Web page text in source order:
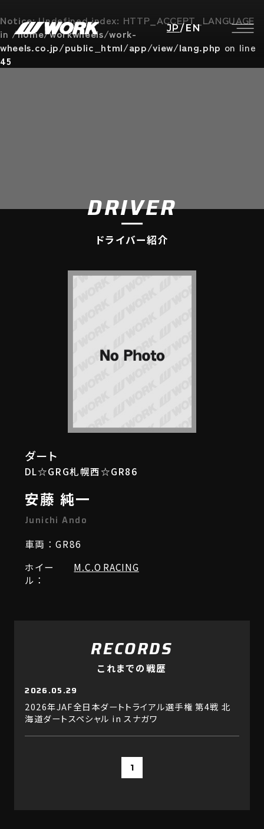
Notice: Undefined index: HTTP_ACCEPT_LANGUAGE
in /home/workwheels/work-
wheels.co.jp/public_html/app/view/lang.php on line
45
JP / EN
DRIVER
ドライバー紹介
ダート
DL☆GRG札幌西☆GR86
安藤 純一
Junichi Ando
車両：GR86
ホイー
ル：
M.C.O RACING
RECORDS
これまでの戦歴
2026.05.29
2026年JAF全日本ダートトライアル選手権 第4戦 北
海道ダートスペシャル in スナガワ
1